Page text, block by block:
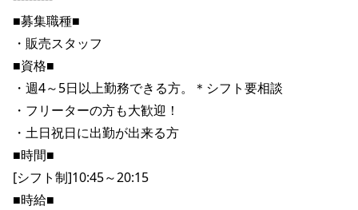
■募集職種■
・販売スタッフ
■資格■
・週4～5日以上勤務できる方。＊シフト要相談
・フリーターの方も大歓迎！
・土日祝日に出勤が出来る方
■時間■
[シフト制]10:45～20:15
■時給■